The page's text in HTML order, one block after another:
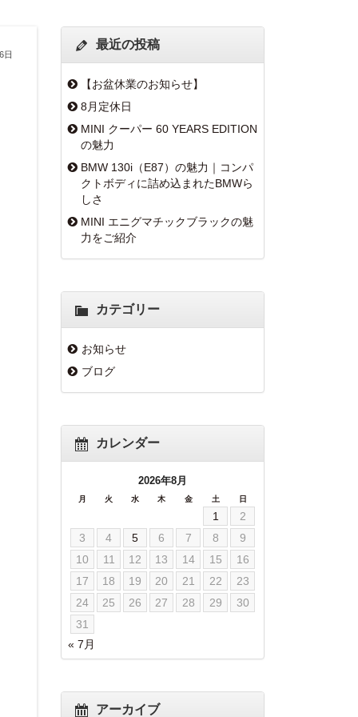
日
最近の投稿
【お盆休業のお知らせ】
8月定休日
MINI クーパー 60 YEARS EDITION
の魅力
BMW 130i（E87）の魅力｜コンパ
クトボディに詰め込まれたBMWら
しさ
MINI エニグマチックブラックの魅
力をご紹介
カテゴリー
お知らせ
ブログ
カレンダー
2026年8月
月 火 水 木 金 土 日
1
2
3
4 5 6 7 8
9
10
11 12 13 14 15
16
17
18 19 20 21 22
23
24
25 26 27 28 29
30
31
« 7月
アーカイブ